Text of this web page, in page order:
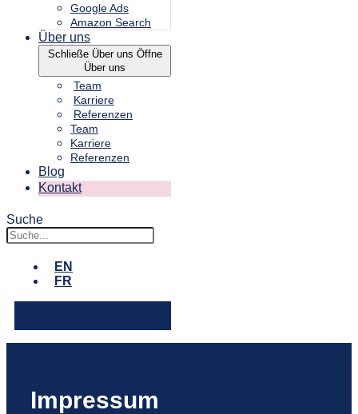
Google Ads
Amazon Search
Über uns
Schließe Über uns Öffne
Über uns
Team
Karriere
Referenzen
Team
Karriere
Referenzen
Blog
Kontakt
Suche
EN
FR
Impressum